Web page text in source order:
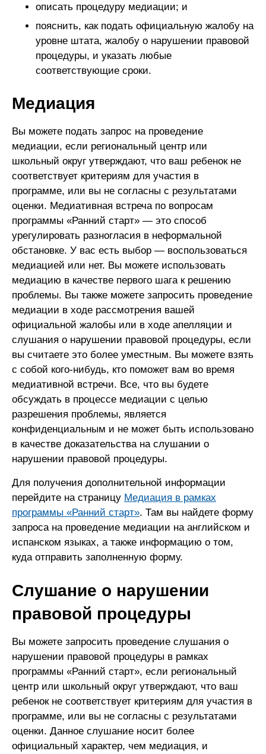
описать процедуру медиации; и
пояснить, как подать официальную жалобу на
уровне штата, жалобу о нарушении правовой
процедуры, и указать любые
соответствующие сроки.
Медиация
Вы можете подать запрос на проведение
медиации, если региональный центр или
школьный округ утверждают, что ваш ребенок не
соответствует критериям для участия в
программе, или вы не согласны с результатами
оценки. Медиативная встреча по вопросам
программы «Ранний старт» — это способ
урегулировать разногласия в неформальной
обстановке. У вас есть выбор — воспользоваться
медиацией или нет. Вы можете использовать
медиацию в качестве первого шага к решению
проблемы. Вы также можете запросить проведение
медиации в ходе рассмотрения вашей
официальной жалобы или в ходе апелляции и
слушания о нарушении правовой процедуры, если
вы считаете это более уместным. Вы можете взять
с собой кого-нибудь, кто поможет вам во время
медиативной встречи. Все, что вы будете
обсуждать в процессе медиации с целью
разрешения проблемы, является
конфиденциальным и не может быть использовано
в качестве доказательства на слушании о
нарушении правовой процедуры.
Для получения дополнительной информации
перейдите на страницу Медиация в рамках
программы «Ранний старт». Там вы найдете форму
запроса на проведение медиации на английском и
испанском языках, а также информацию о том,
куда отправить заполненную форму.
Слушание о нарушении
правовой процедуры
Вы можете запросить проведение слушания о
нарушении правовой процедуры в рамках
программы «Ранний старт», если региональный
центр или школьный округ утверждают, что ваш
ребенок не соответствует критериям для участия в
программе, или вы не согласны с результатами
оценки. Данное слушание носит более
официальный характер, чем медиация, и